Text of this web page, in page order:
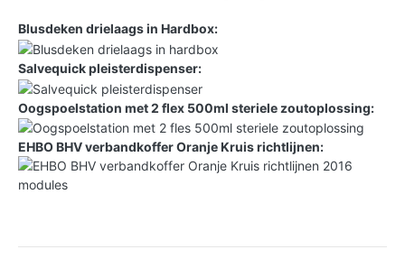
Blusdeken drielaags in Hardbox:
Salvequick pleisterdispenser:
Oogspoelstation met 2 flex 500ml steriele zoutoplossing:
EHBO BHV verbandkoffer Oranje Kruis richtlijnen: